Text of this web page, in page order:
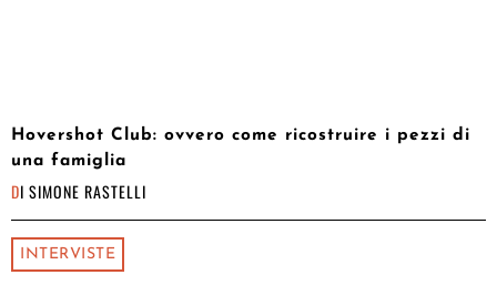
Hovershot Club: ovvero come ricostruire i pezzi di
una famiglia
DI SIMONE RASTELLI
INTERVISTE